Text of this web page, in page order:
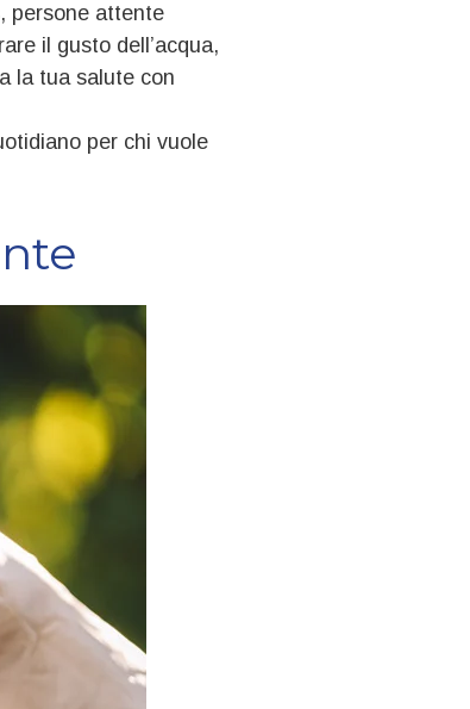
persone attente
il gusto dell’acqua,
la tua salute con
per chi vuole